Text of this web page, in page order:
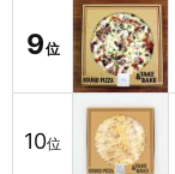
9位
10位